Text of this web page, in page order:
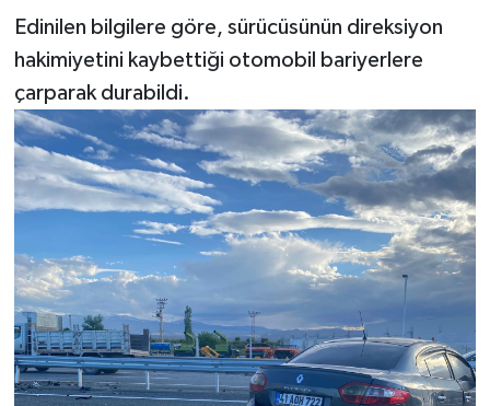
Edinilen bilgilere göre, sürücüsünün direksiyon
hakimiyetini kaybettiği otomobil bariyerlere
çarparak durabildi.